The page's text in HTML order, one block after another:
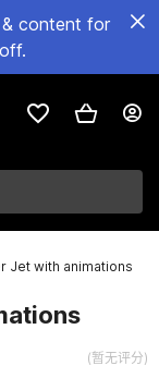
content for
Jet with animations
(暂无评分)